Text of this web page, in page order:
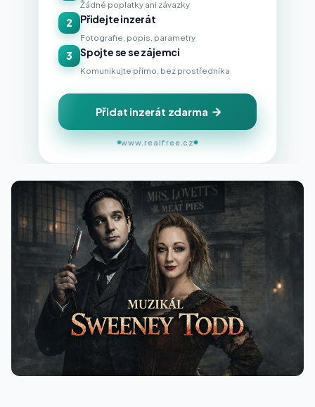
Žádné poplatky ani závazky
2 Přidejte inzerát
Fotografie, popis, parametry
3 Spojte se se zájemci
Komunikujte přímo, bez prostředníka
Přidat inzerát zdarma
www.realfree.cz